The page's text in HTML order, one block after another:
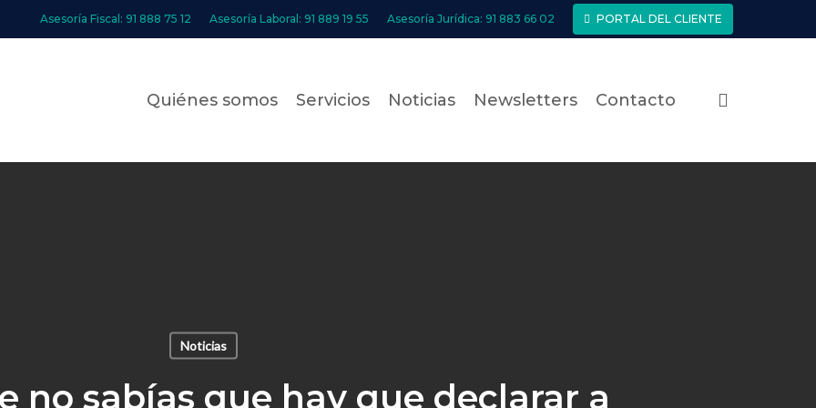
Asesoría Fiscal: 91 888 75 12 Asesoría Laboral: 91 889 19 55 Asesoría Jurídica: 91 883 66 02 PORTAL DEL CLIENTE
Quiénes somos Servicios Noticias Newsletters Contacto
Noticias
no sabías que hay que declarar a